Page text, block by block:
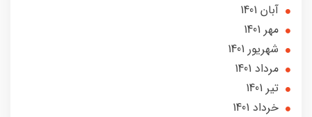
آبان 1401
مهر 1401
شهریور 1401
مرداد 1401
تير 1401
خرداد 1401